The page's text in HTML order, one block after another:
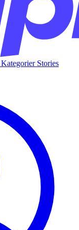
Kategorier Stories